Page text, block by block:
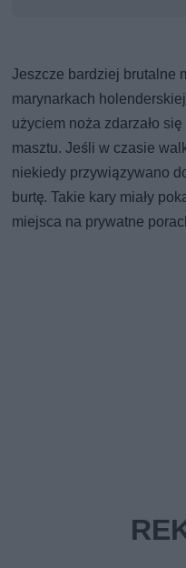
Jeszcze bardziej brutalne
marynarkach
użyciem noża zdarzało
masztu. Jeśli w czasie
niekiedy przywiązywano
burtę. Takie kary miały
miejsca na prywatne